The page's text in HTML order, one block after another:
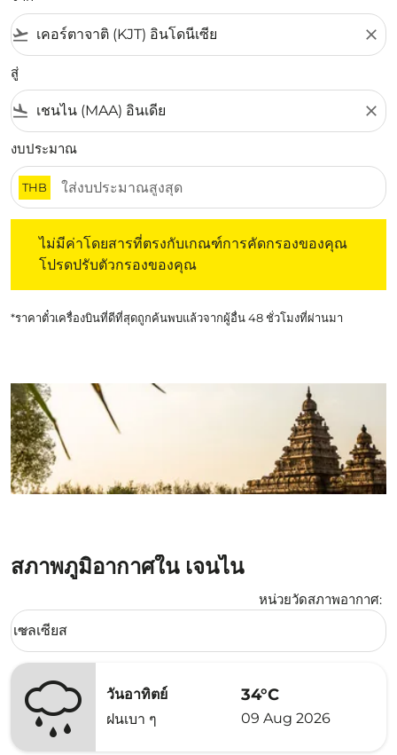
flight_takeoff close
สู่
flight_land close
งบประมาณ
THB
ไม่มีค่าโดยสารที่ตรงกับเกณฑ์การคัดกรองของคุณ
โปรดปรับตัวกรองของคุณ
*ราคาตั๋วเครื่องบินที่ดีที่สุดถูกค้นพบแล้วจากผู้อื่น 48 ชั่วโมงที่ผ่านมา
สภาพภูมิอากาศใน เจนไน
หน่วยวัดสภาพอากาศ:
Weather unit option เซลเซียส Selected
เซลเซียส
keyboard_arrow_down
วันอาทิตย์
ฝนเบา ๆ
34°C
09 Aug 2026